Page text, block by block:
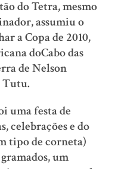
do Tetra, mesmo
assumiu o
a Copa de 2010,
doCabo das
de Nelson
Tutu.
uma festa de
celebrações e do
tipo de corneta)
um